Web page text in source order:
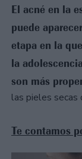
El acné en la
puede
etapa en la
la adolescencia
son más
las pieles secas
Te contamos